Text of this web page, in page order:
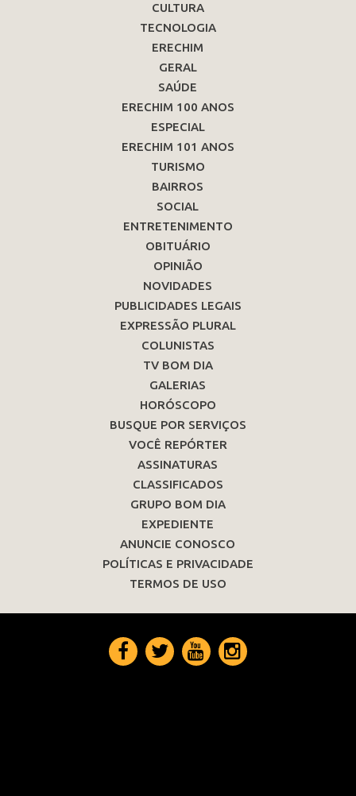
CULTURA
TECNOLOGIA
ERECHIM
GERAL
SAÚDE
ERECHIM 100 ANOS
ESPECIAL
ERECHIM 101 ANOS
TURISMO
BAIRROS
SOCIAL
ENTRETENIMENTO
OBITUÁRIO
OPINIÃO
NOVIDADES
PUBLICIDADES LEGAIS
EXPRESSÃO PLURAL
COLUNISTAS
TV BOM DIA
GALERIAS
HORÓSCOPO
BUSQUE POR SERVIÇOS
VOCÊ REPÓRTER
ASSINATURAS
CLASSIFICADOS
GRUPO BOM DIA
EXPEDIENTE
ANUNCIE CONOSCO
POLÍTICAS E PRIVACIDADE
TERMOS DE USO